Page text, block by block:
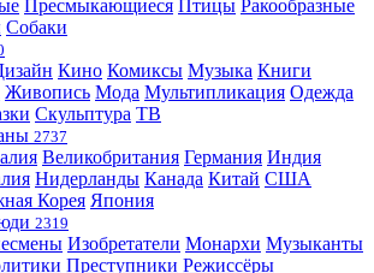
Пресмыкающиеся Птицы Ракообразные
Собаки
Кино Комиксы Музыка Книги
Живопись Мода Мультипликация Одежда
Скульптура ТВ
2737
Великобритания Германия Индия
Нидерланды Канада Китай США
Корея Япония
2319
Изобретатели Монархи Музыканты
Преступники Режиссёры